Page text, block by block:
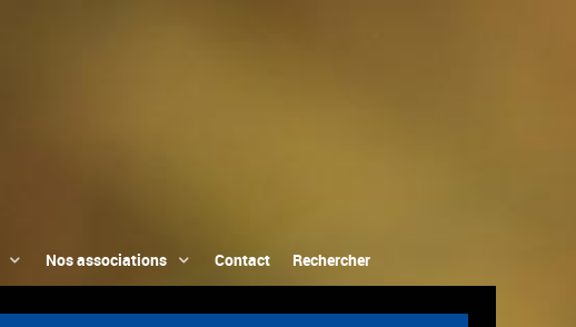
Nos associations Contact Rechercher